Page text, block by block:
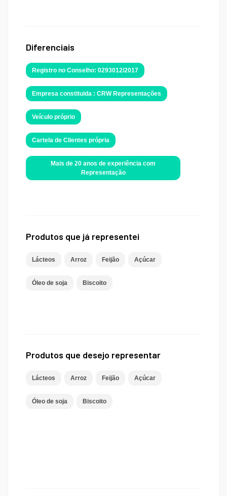
Diferenciais
Registro no Conselho: 0293012/2017
Empresa constituida : CRW Representações
Veículo próprio
Cartela de Clientes própria
Mais de 20 anos de experiência com
Representação
Produtos que já representei
Lácteos Arroz Feijão Açúcar
Óleo de soja Biscoito
Produtos que desejo representar
Lácteos Arroz Feijão Açúcar
Óleo de soja Biscoito